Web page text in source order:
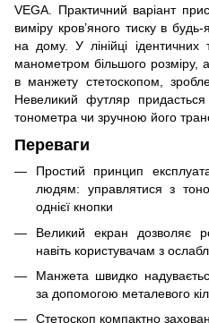
VEGA. Практичний варіант
виміру кров’яного тиску в будь-
на дому. У лінійці ідентичних
манометром більшого розміру,
в манжету стетоскопом,
Невеликий футляр
тонометра чи зручною його
Переваги
Простий принцип
людям: управлятися з
однієї кнопки
Великий екран дозволяє
навіть користувачам з
Манжета швидко
за допомогою металевого
Стетоскоп компактно